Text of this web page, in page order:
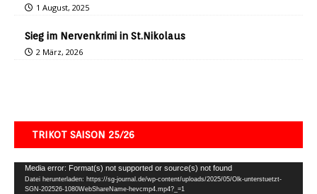
1 August, 2025
Sieg im Nervenkrimi in St.Nikolaus
2 März, 2026
TRIKOT SAISON 25/26
Video-
Player
Media error: Format(s) not supported or source(s) not found
Datei herunterladen: https://sg-journal.de/wp-content/uploads/2025/05/Olk-unterstuetzt-
SGN-202526-1080WebShareName-hevcmp4.mp4?_=1